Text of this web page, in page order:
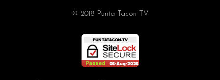
© 2018 Punta Tacon TV